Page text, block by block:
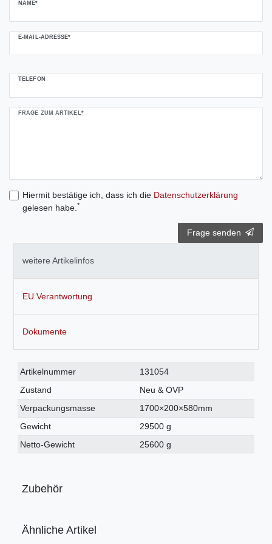
NAME*
E-MAIL-ADRESSE*
TELEFON
FRAGE ZUM ARTIKEL*
Hiermit bestätige ich, dass ich die Daten­schutz­erklärung
gelesen habe. *
Frage senden
weitere Artikelinfos
EU Verantwortung
Dokumente
Technisches
Merkmal
Wert
Artikelnummer
131054
Zustand
Neu & OVP
Verpackungsmasse
1700×200×580mm
Gewicht
29500 g
Netto-Gewicht
25600 g
Zubehör
Ähnliche Artikel